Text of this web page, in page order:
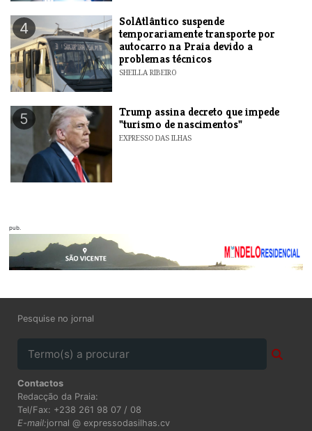
4
SolAtlântico suspende
temporariamente transporte por
autocarro na Praia devido a
problemas técnicos
SHEILLA RIBEIRO
5
Trump assina decreto que impede
"turismo de nascimentos"
EXPRESSO DAS ILHAS
pub.
Pesquise no jornal
Contactos
Redacção da Praia:
Tel/Fax: +238 261 98 07 / 08
E-mail:jornal @ expressodasilhas.cv